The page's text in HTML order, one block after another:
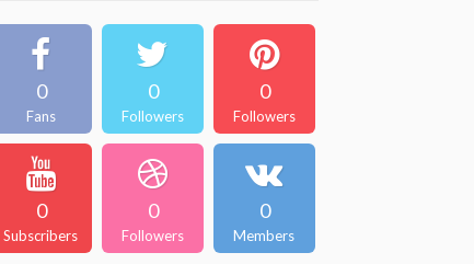
0
Fans
0
Followers
0
Followers
0
Subscribers
0
Followers
0
Members